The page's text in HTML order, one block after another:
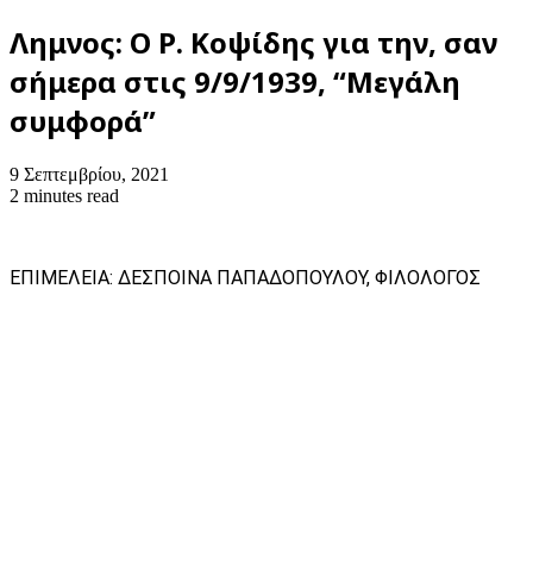
Λημνος: Ο Ρ. Κοψίδης για την, σαν
σήμερα στις 9/9/1939, “Μεγάλη
συμφορά”
9 Σεπτεμβρίου, 2021
2 minutes read
ΕΠΙΜΕΛΕΙΑ: ΔΕΣΠΟΙΝΑ ΠΑΠΑΔΟΠΟΥΛΟΥ, ΦΙΛΟΛΟΓΟΣ